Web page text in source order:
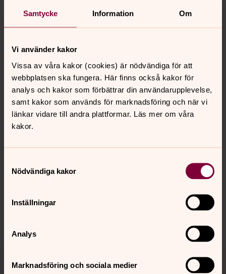
Samtycke Information Om
Vi använder kakor
Vissa av våra kakor (cookies) är nödvändiga för att
webbplatsen ska fungera. Här finns också kakor för
analys och kakor som förbättrar din användarupplevelse,
samt kakor som används för marknadsföring och när vi
länkar vidare till andra plattformar. Läs mer om våra
kakor.
Nödvändiga kakor
Inställningar
Analys
Marknadsföring och sociala medier
Bertil Danfors, ersättare
Agneta Andersson, ersättare
Synpunkter eller frågor på sidans
jarna-vardinge.pastorat@svenskakyrkan.se